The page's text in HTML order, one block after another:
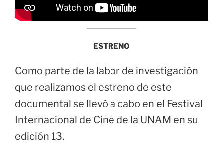
ESTRENO
Como parte de la labor de investigación
que realizamos el estreno de este
documental se llevó a cabo en el Festival
Internacional de Cine de la UNAM en su
edición 13.